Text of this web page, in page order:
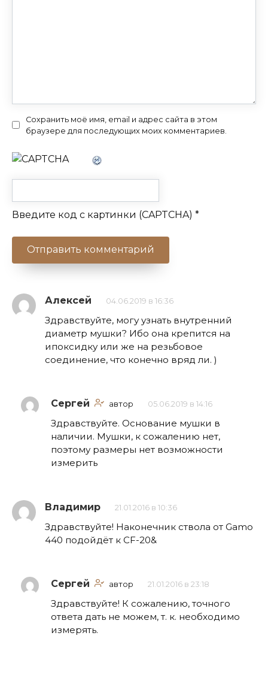
Сохранить моё имя, email и адрес сайта в этом
браузере для последующих моих комментариев.
Введите код с картинки (CAPTCHA) *
Алексей 04.06.2019 в 16:36
Здравствуйте, могу узнать внутренний
диаметр мушки? Ибо она крепится на
ипоксидку или же на резьбовое
соединение, что конечно вряд ли. )
Сергей автор 05.06.2019 в 14:16
Здравствуйте. Основание мушки в
наличии. Мушки, к сожалению нет,
поэтому размеры нет возможности
измерить
Владимир 21.01.2016 в 10:36
Здравствуйте! Наконечник ствола от Gamo
440 подойдёт к СF-20&
Сергей автор 21.01.2016 в 23:18
Здравствуйте! К сожалению, точного
ответа дать не можем, т. к. необходимо
измерять.